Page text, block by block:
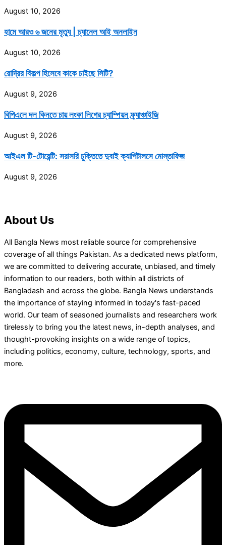
August 10, 2026
হামে আরও ৬ জনের মৃত্যু | চ্যানেল আই অনলাইন
August 10, 2026
রোদ্রির বিকল্প হিসেবে কাকে চাইছে সিটি?
August 9, 2026
বিপিএলে দল কিনতে চায় লংকা লিগের চ্যাম্পিয়ন ফ্র্যাঞ্চাইজি
August 9, 2026
আইএল টি-টোয়েন্টি: সরাসরি চুক্তিতে দুবাই ক্যাপিটালসে মোস্তাফিজ
August 9, 2026
About Us
All Bangla News most reliable source for comprehensive
coverage of all things Pakistan. As a dedicated news platform,
we are committed to delivering accurate, unbiased, and timely
information to our readers, both within all districts of
Bangladash and across the globe. Bangla News understands
the importance of staying informed in today's fast-paced
world. Our team of seasoned journalists and researchers work
tirelessly to bring you the latest news, in-depth analyses, and
thought-provoking insights on a wide range of topics,
including politics, economy, culture, technology, sports, and
more.